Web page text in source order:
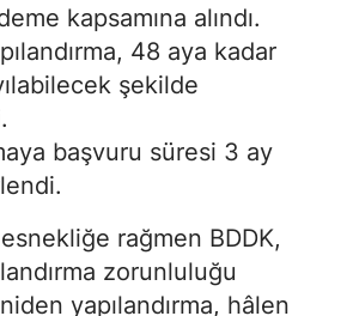
kapsamına alındı.
48 aya kadar
şekilde
başvuru süresi 3 ay
rağmen BDDK,
zorunluluğu
yapılandırma, hâlen